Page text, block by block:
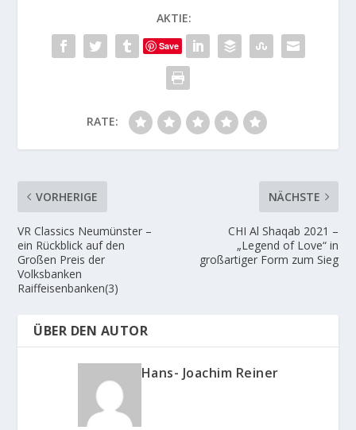
AKTIE:
Save
RATE:
VORHERIGE
VR Classics Neumünster –
ein Rückblick auf den
Großen Preis der
Volksbanken
Raiffeisenbanken(3)
NÄCHSTE
CHI Al Shaqab 2021 –
„Legend of Love“ in
großartiger Form zum Sieg
ÜBER DEN AUTOR
Hans- Joachim Reiner